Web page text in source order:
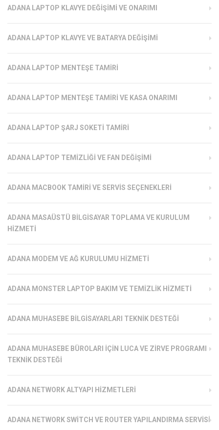
ADANA LAPTOP KLAVYE DEĞIŞIMI VE ONARIMI
ADANA LAPTOP KLAVYE VE BATARYA DEĞIŞIMI
ADANA LAPTOP MENTEŞE TAMIRI
ADANA LAPTOP MENTEŞE TAMIRI VE KASA ONARIMI
ADANA LAPTOP ŞARJ SOKETI TAMIRI
ADANA LAPTOP TEMIZLIĞI VE FAN DEĞIŞIMI
ADANA MACBOOK TAMIRI VE SERVIS SEÇENEKLERI
ADANA MASAÜSTÜ BILGISAYAR TOPLAMA VE KURULUM
HIZMETI
ADANA MODEM VE AĞ KURULUMU HIZMETI
ADANA MONSTER LAPTOP BAKIM VE TEMIZLIK HIZMETI
ADANA MUHASEBE BILGISAYARLARI TEKNIK DESTEĞI
ADANA MUHASEBE BÜROLARI İÇIN LUCA VE ZIRVE PROGRAMI
TEKNIK DESTEĞI
ADANA NETWORK ALTYAPI HIZMETLERI
ADANA NETWORK SWITCH VE ROUTER YAPILANDIRMA SERVISI